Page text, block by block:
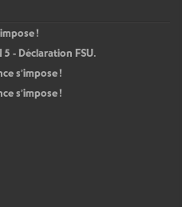
!
- Déclaration FSU.
s’impose!
s’impose!